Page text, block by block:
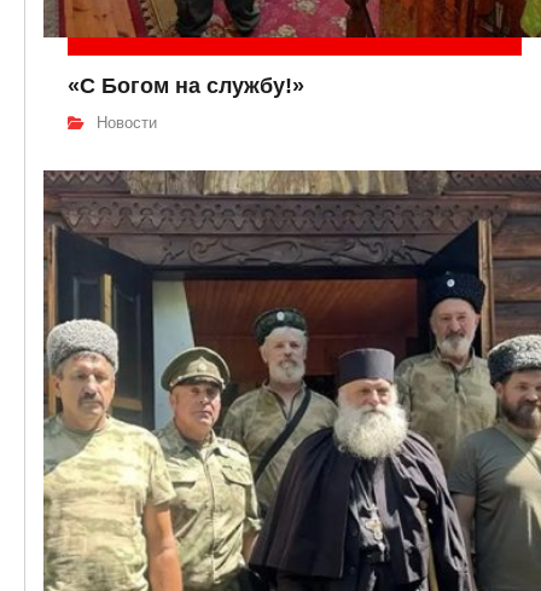
«С Богом на службу!»
Новости